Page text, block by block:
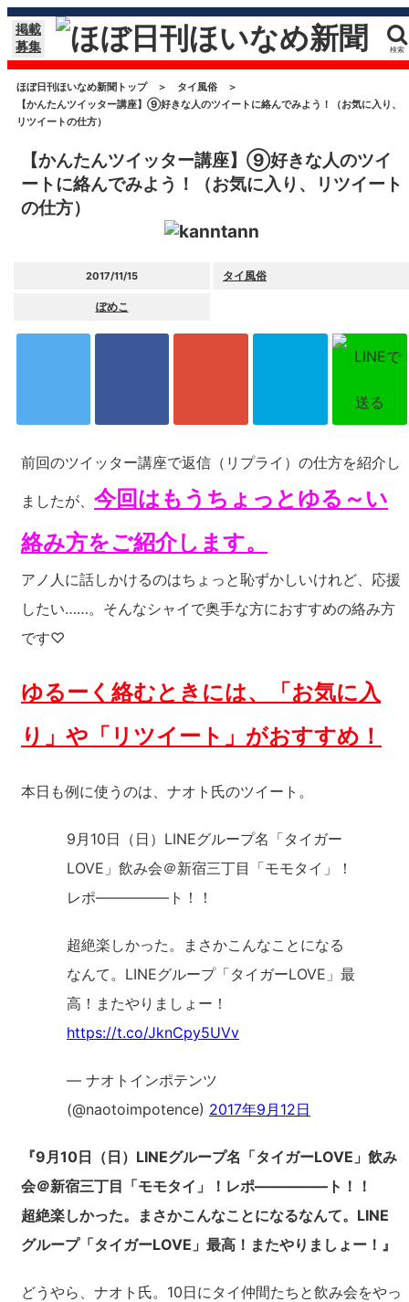
掲載
募集
検索
ほぼ日刊ほいなめ新聞トップ ＞ タイ風俗
＞
【かんたんツイッター講座】⑨好きな人のツイートに絡んでみよう！（お気に入り、
リツイートの仕方）
【かんたんツイッター講座】⑨好きな人のツイ
ートに絡んでみよう！（お気に入り、リツイート
の仕方）
2017/11/15 タイ風俗
ぽめこ
前回のツイッター講座で返信（リプライ）の仕方を紹介し
ましたが、 今回はもうちょっとゆる～い
絡み方をご紹介します。
アノ人に話しかけるのはちょっと恥ずかしいけれど、応援
したい……。そんなシャイで奥手な方におすすめの絡み方
です♡
ゆるーく絡むときには、「お気に入
り」や「リツイート」がおすすめ！
本日も例に使うのは、ナオト氏のツイート。
9月10日（日）LINEグループ名「タイガー
LOVE」飲み会＠新宿三丁目「モモタイ」！
レポ―――――ト！！
超絶楽しかった。まさかこんなことになる
なんて。LINEグループ「タイガーLOVE」最
高！またやりましょー！
https://t.co/JknCpy5UVv
— ナオトインポテンツ
(@naotoimpotence) 2017年9月12日
『9月10日（日）LINEグループ名「タイガーLOVE」飲み
会＠新宿三丁目「モモタイ」！レポ―――――ト！！
超絶楽しかった。まさかこんなことになるなんて。LINE
グループ「タイガーLOVE」最高！またやりましょー！』
どうやら、ナオト氏。10日にタイ仲間たちと飲み会をやっ